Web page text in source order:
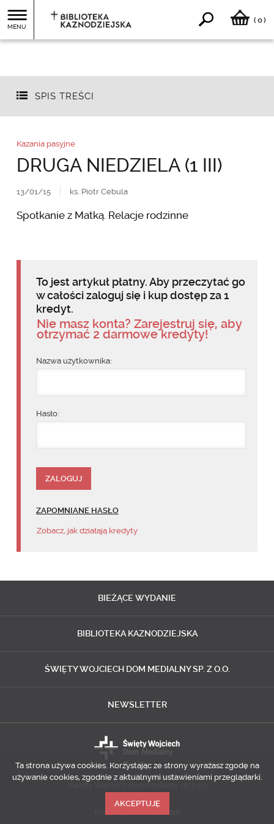
MENU
( 0)
SPIS TREŚCI
Kazania pasyjne
DRUGA NIEDZIELA (1 III)
13/01/15 ks. Piotr Cebula
Spotkanie z Matką. Relacje rodzinne
To jest artykuł płatny. Aby przeczytać go
w całości zaloguj się i kup dostęp za 1
kredyt.
Nie masz konta? Zarejestruj się, aby
otrzymać 2 darmowe kredyty!
Nazwa użytkownika:
Hasło:
ZAPOMNIANE HASŁO
Zobacz, jak działają kredyty
BIEŻĄCE WYDANIE
BIBLIOTEKA KAZNODZIEJSKA
ŚWIĘTY WOJCIECH DOM MEDIALNY SP. Z O.O.
NEWSLETTER
Copyright © 2014-2018
Ta strona używa cookies. Korzystając ze strony wyrażasz zgodę na
używanie cookies, zgodnie z aktualnymi ustawieniami przeglądarki.
AKCEPTUJĘ